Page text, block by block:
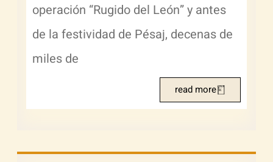
operación “Rugido del León” y antes
de la festividad de Pésaj, decenas de
miles de
read more